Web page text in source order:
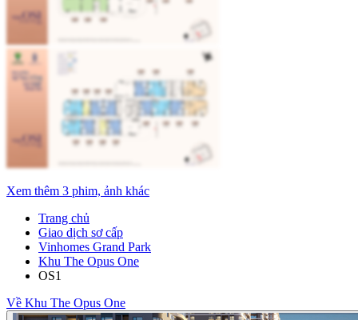
Xem thêm 3 phim, ảnh khác
Trang chủ
Giao dịch sơ cấp
Vinhomes Grand Park
Khu The Opus One
OS1
Về Khu The Opus One